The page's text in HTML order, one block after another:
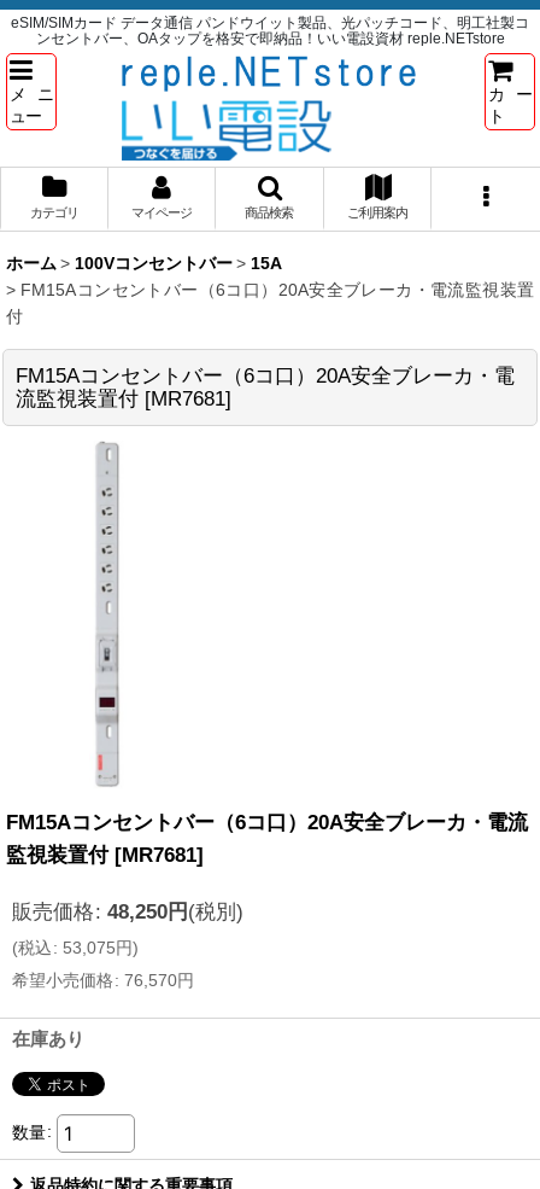
eSIM/SIMカード データ通信 パンドウイット製品、光パッチコード、明工社製コ
ンセントバー、OAタップを格安で即納品！いい電設資材 reple.NETstore
メニ
ュー
カー
ト
カテゴリ マイページ 商品検索 ご利用案内
ホーム > 100Vコンセントバー> 15A
> FM15Aコンセントバー（6コ口）20A安全ブレーカ・電流監視装置
付
FM15Aコンセントバー（6コ口）20A安全ブレーカ・電
流監視装置付 [MR7681]
FM15Aコンセントバー（6コ口）20A安全ブレーカ・電流
監視装置付 [MR7681]
販売価格: 48,250円(税別)
(税込: 53,075円)
希望小売価格: 76,570円
在庫あり
数量:
返品特約に関する重要事項